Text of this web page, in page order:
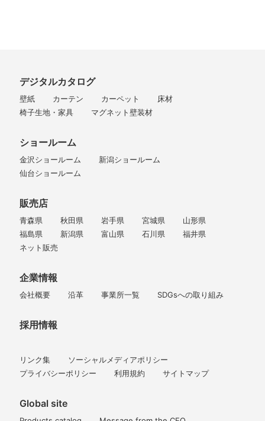
デジタルカタログ
壁紙 カーテン カーペット
床材
椅子生地・家具
マグネット壁装材
ショールーム
金沢ショールーム
新潟ショールーム
仙台ショールーム
販売店
青森県 秋田県 岩手県 宮城県
山形県
福島県
新潟県 富山県 石川県
福井県
ネット販売
企業情報
会社概要 沿革 事業所一覧 SDGsへの取り組み
採用情報
リンク集
ソーシャルメディアポリシー
プライバシーポリシー
利用規約 サイトマップ
Global site